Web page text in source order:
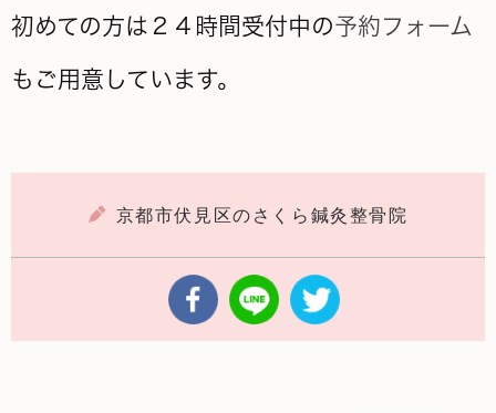
初めての方は２４時間受付中の予約フォーム
もご用意しています。
京都市伏見区のさくら鍼灸整骨院